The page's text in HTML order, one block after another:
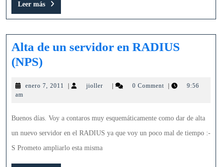
2020
Leer más
más
Alta de un servidor en RADIUS
(NPS)Alta
un
en
RADIUS
(NPS)
enero 7, 2011 enero
| jioller jioller
| 0 Comment |
9:56
am
Buenos días. Voy a contaros muy esquemáticamente como dar de alta
un nuevo servidor en el RADIUS ya que voy un poco mal de tiempo :-
S Prometo ampliarlo esta misma